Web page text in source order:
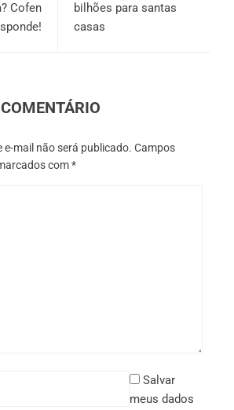
Cofen
bilhões para santas
casas
e-mail não será publicado. Campos
com*
Salvar
meus dados